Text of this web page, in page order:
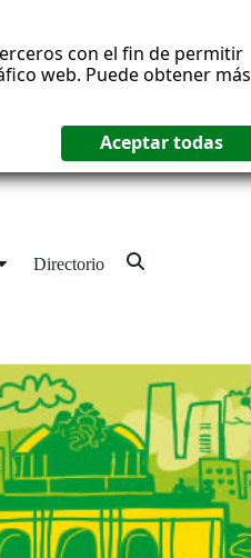
con el fin de permitir
web. Puede obtener más
Directorio